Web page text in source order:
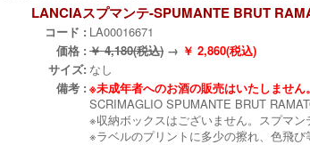
LANCIAスプマンテ-SPUMANTE BRUT
コード : LA00016671
価格 : ￥ 4,180(税込) → ￥ 2,860(税込)
サイズ: なし
備考 : ※未成年者へのお酒の販売はいたしません。
SCRIMAGLIO SPUMANTE BRUT
※収納ボックスはございません。スプマン
※ラベルのプリントに多少の擦れ、色飛び